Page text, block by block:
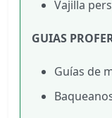
Vajilla
GUIAS
Guías de